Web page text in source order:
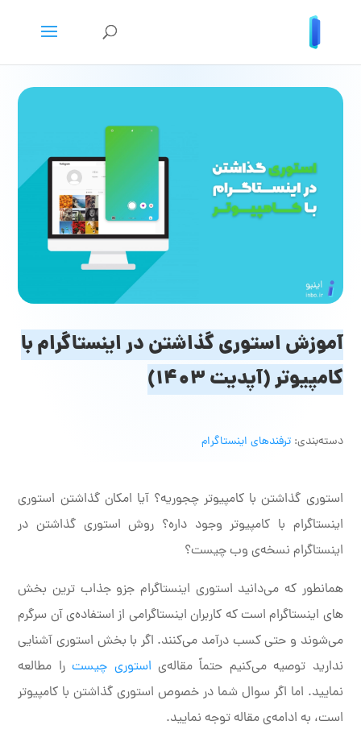
آموزش استوری گذاشتن در اینستاگرام با
کامپیوتر (آپدیت ۱۴۰۳)
دسته‌بندی:ترفندهای اینستاگرام
استوری گذاشتن با کامپیوتر چجوریه؟ آیا امکان گذاشتن استوری
اینستاگرام با کامپیوتر وجود داره؟ روش استوری گذاشتن در
اینستاگرام نسخه‌ی وب چیست؟
همانطور که می‌دانید استوری اینستاگرام جزو جذاب ترین بخش
های اینستاگرام است که کاربران اینستاگرامی از استفاده‌ی آن سرگرم
می‌شوند و حتی کسب درآمد می‌کنند. اگر با بخش استوری آشنایی
ندارید توصیه می‌کنیم حتماً مقاله‌ی استوری چیسترا مطالعه
نمایید. اما اگر سوال شما در خصوص استوری گذاشتن با کامپیوتر
است، به ادامه‌ی مقاله توجه نمایید.